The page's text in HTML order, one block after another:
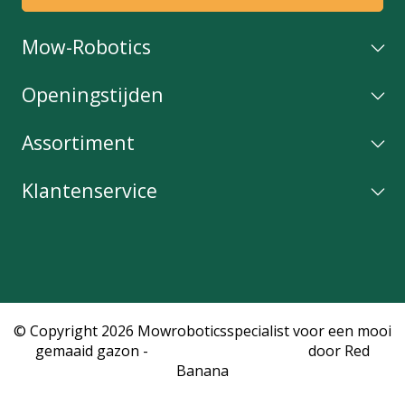
Mow-Robotics
Openingstijden
Assortiment
Klantenservice
© Copyright 2026 Mowroboticsspecialist voor een mooi
gemaaid gazon -
door Red
Banana